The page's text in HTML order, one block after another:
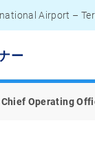
Airport –
ー
Operating